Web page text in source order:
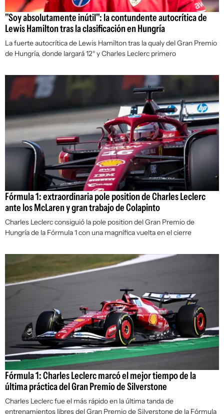
"Soy absolutamente inútil": la contundente autocrítica de
Lewis Hamilton tras la clasificación en Hungría
La fuerte autocrítica de Lewis Hamilton tras la qualy del Gran Premio
de Hungría, donde largará 12° y Charles Leclerc primero
Fórmula 1: extraordinaria pole position de Charles Leclerc
ante los McLaren y gran trabajo de Colapinto
Charles Leclerc consiguió la pole position del Gran Premio de
Hungría de la Fórmula 1 con una magnífica vuelta en el cierre
Fórmula 1: Charles Leclerc marcó el mejor tiempo de la
última práctica del Gran Premio de Silverstone
Charles Leclerc fue el más rápido en la última tanda de
entrenamientos libres del Gran Premio de Silverstone de la Fórmula